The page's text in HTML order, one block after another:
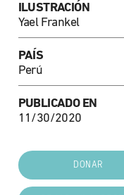
ILUSTRACIÓN
Yael Frankel
PAÍS
Perú
PUBLICADO EN
11/30/2020
DONAR